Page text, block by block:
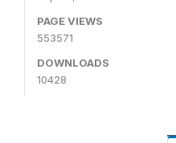
PAGE VIEWS
553571
DOWNLOADS
10428